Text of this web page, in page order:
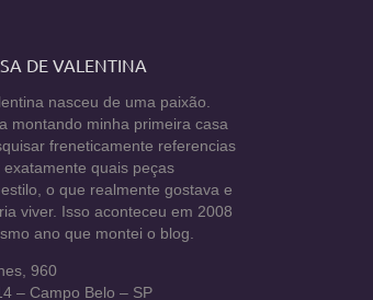
DE VALENTINA
nasceu de uma paixão.
montando minha primeira casa
freneticamente referencias
quais peças
o que realmente gostava e
viver. Isso aconteceu em 2008
ano que montei o blog.
960
– Campo Belo – SP